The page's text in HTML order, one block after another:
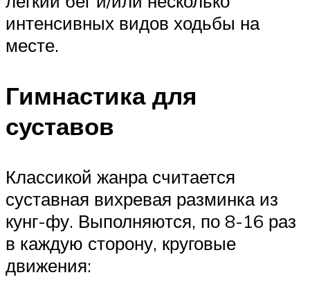
интенсивных видов ходьбы на
месте.
Гимнастика для
суставов
Классикой жанра считается
суставная вихревая разминка из
кунг-фу. Выполняются, по 8-16 раз
в каждую сторону, круговые
движения: